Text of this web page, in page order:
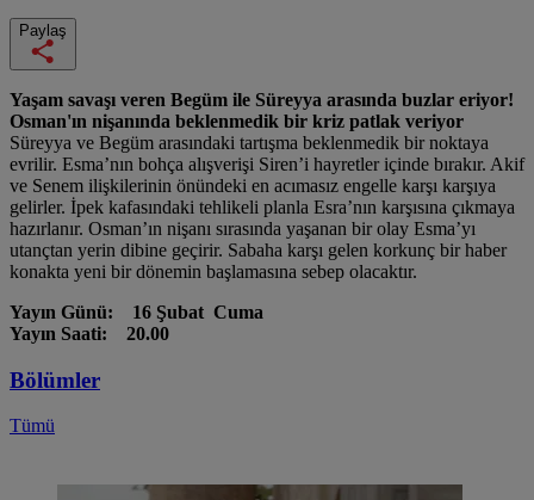
Paylaş
Yaşam savaşı veren Begüm ile Süreyya arasında buzlar eriyor!
Osman'ın nişanında beklenmedik bir kriz patlak veriyor
Süreyya ve Begüm arasındaki tartışma beklenmedik bir noktaya
evrilir. Esma’nın bohça alışverişi Siren’i hayretler içinde bırakır. Akif
ve Senem ilişkilerinin önündeki en acımasız engelle karşı karşıya
gelirler. İpek kafasındaki tehlikeli planla Esra’nın karşısına çıkmaya
hazırlanır. Osman’ın nişanı sırasında yaşanan bir olay Esma’yı
utançtan yerin dibine geçirir. Sabaha karşı gelen korkunç bir haber
konakta yeni bir dönemin başlamasına sebep olacaktır.
Yayın Günü: 16 Şubat Cuma
Yayın Saati: 20.00
Bölümler
Tümü